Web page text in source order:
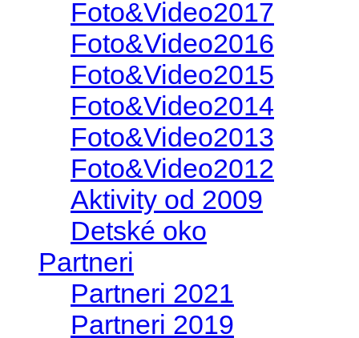
Foto&Video2017
Foto&Video2016
Foto&Video2015
Foto&Video2014
Foto&Video2013
Foto&Video2012
Aktivity od 2009
Detské oko
Partneri
Partneri 2021
Partneri 2019